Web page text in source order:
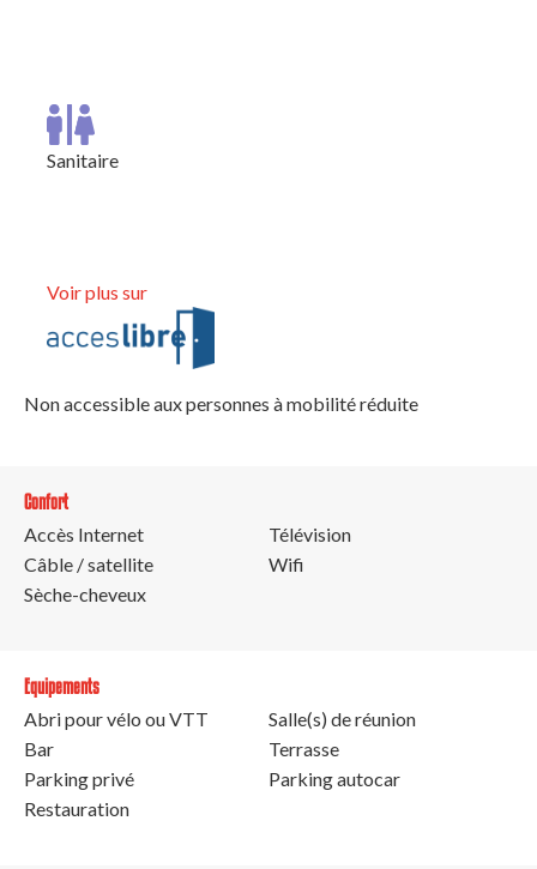
Sanitaire
Voir plus sur
Non accessible aux personnes à mobilité réduite
Confort
Accès Internet
Câble / satellite
Sèche-cheveux
Télévision
Wifi
Equipements
Abri pour vélo ou VTT
Bar
Parking privé
Restauration
Salle(s) de réunion
Terrasse
Parking autocar